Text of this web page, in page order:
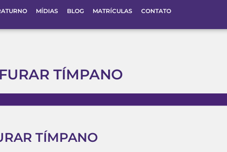
MÍDIAS BLOG MATRÍCULAS CONTATO
TÍMPANO
TÍMPANO